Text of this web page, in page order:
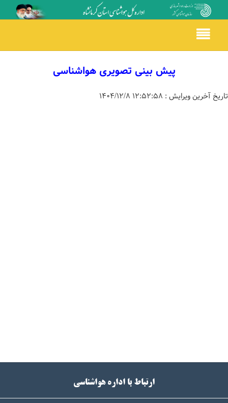
Toggle
navigation
پیش بینی تصویری هواشناسی
تاریخ آخرین ویرایش : ۱۲:۵۲:۵۸ ۱۴۰۴/۱۲/۸
ارتباط با اداره هواشناسی